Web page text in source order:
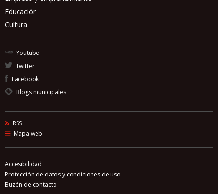
Educación
Cultura
Youtube
Twitter
Facebook
Blogs municipales
RSS
Mapa web
Accesibilidad
Protección de datos y condiciones de uso
Buzón de contacto